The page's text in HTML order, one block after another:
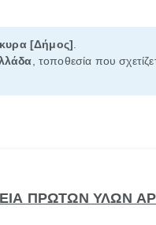
[Δήμος]
, τοποθεσία που
ΠΡΩΤΩΝ ΥΛΩΝ